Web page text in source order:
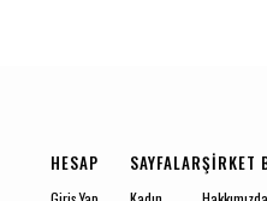
HESAP SAYFALARŞIRKET